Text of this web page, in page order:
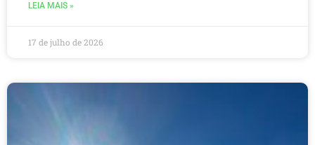
LEIA MAIS »
17 de julho de 2026